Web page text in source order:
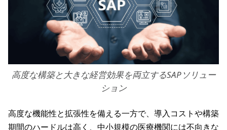
高度な構築と大きな経営効果を両立するSAPソリュー
ション
高度な機能性と拡張性を備える一方で、導入コストや構築
期間のハードルは高く、中小規模の医療機関には不向きな